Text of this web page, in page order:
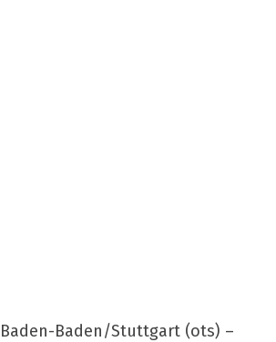
Baden-Baden/Stuttgart (ots) –